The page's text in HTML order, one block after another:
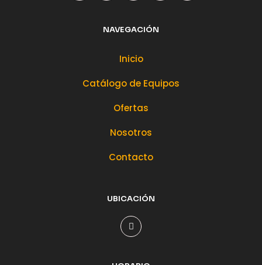
NAVEGACIÓN
Inicio
Catálogo de Equipos
Ofertas
Nosotros
Contacto
UBICACIÓN